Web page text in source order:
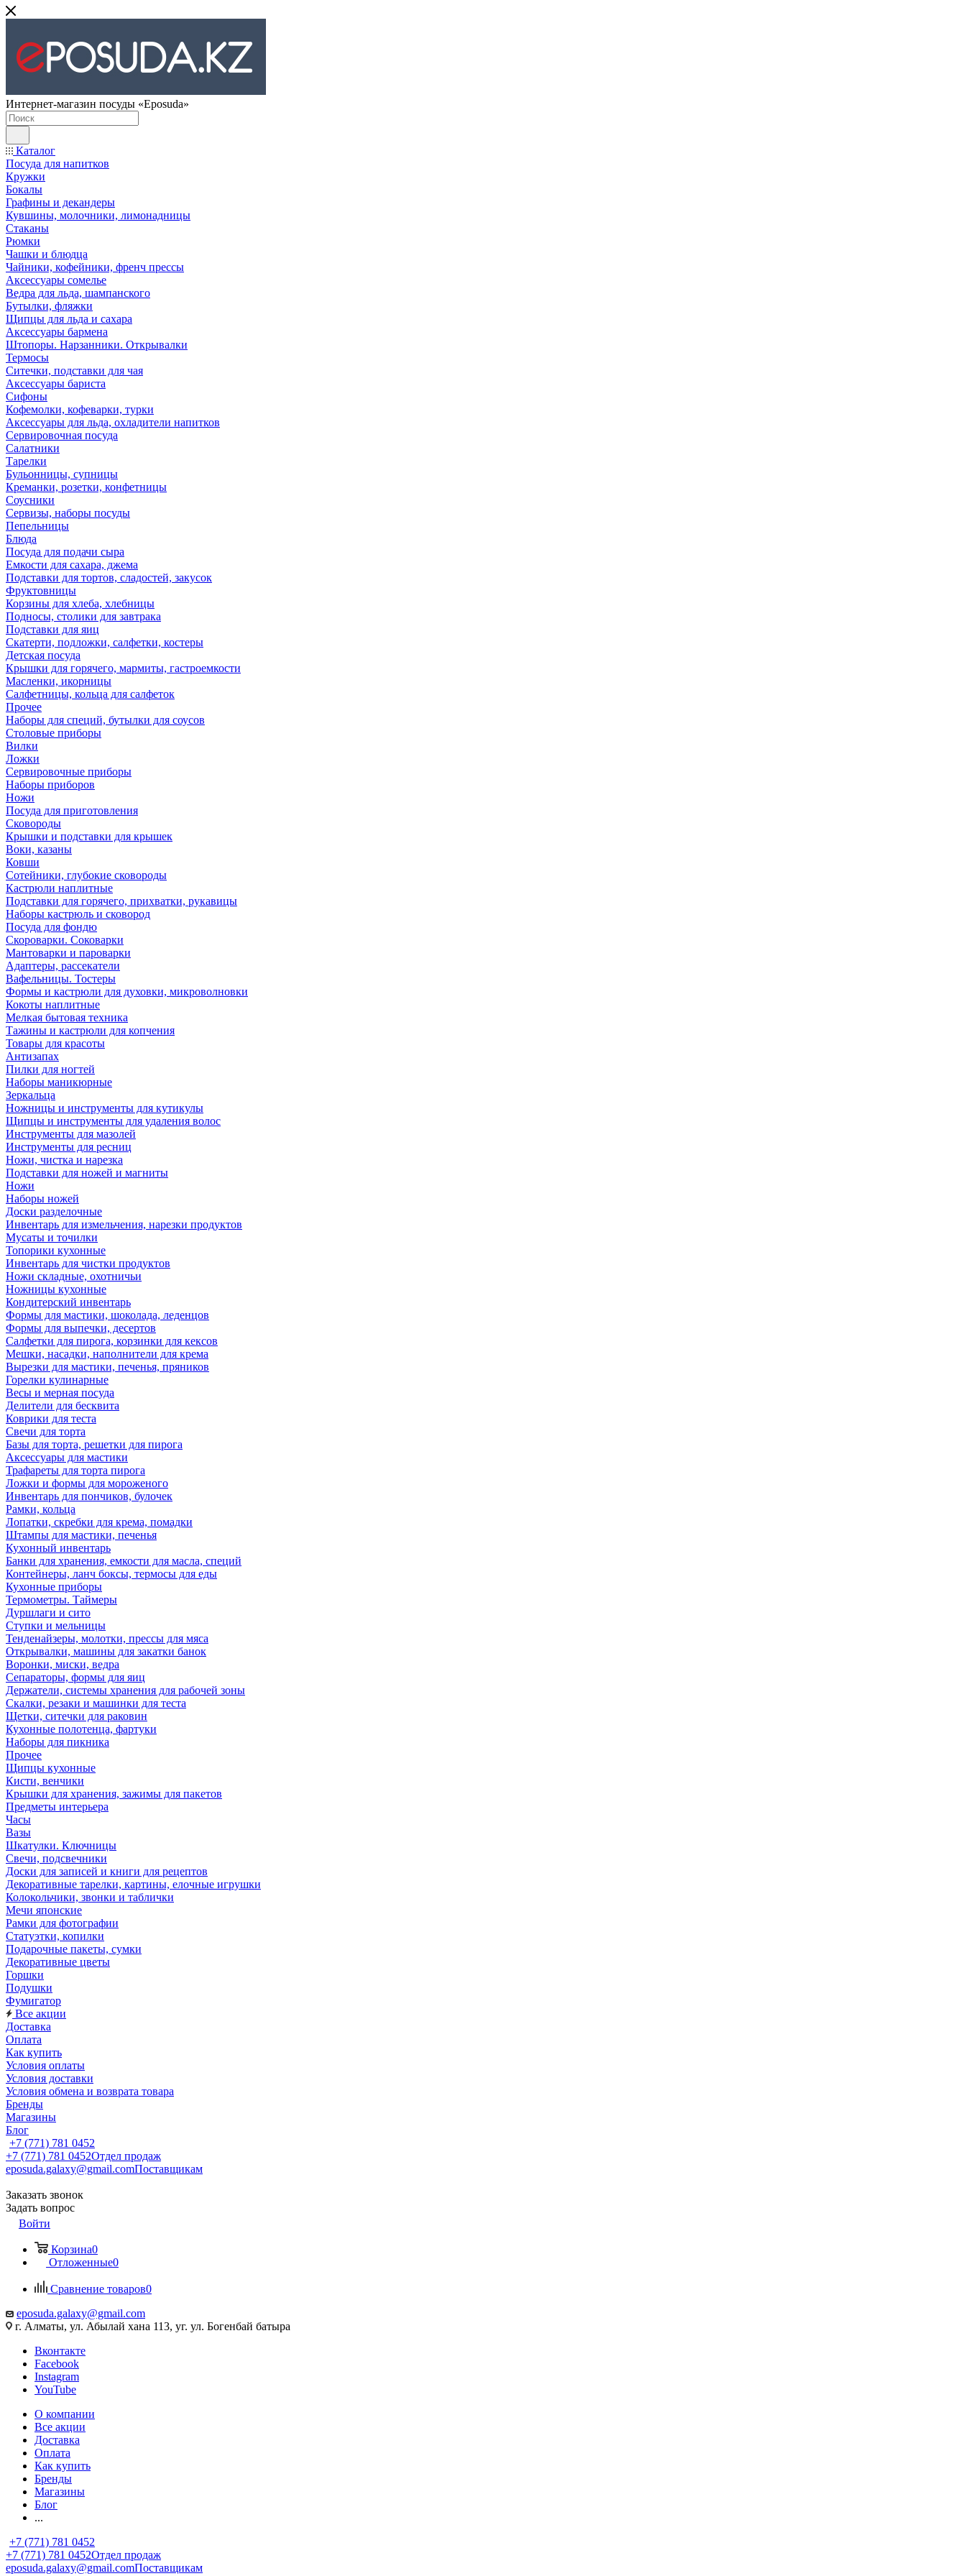
Интернет-магазин посуды «Eposuda»
Каталог
Посуда для напитков
Кружки
Бокалы
Графины и декандеры
Кувшины, молочники, лимонадницы
Стаканы
Рюмки
Чашки и блюдца
Чайники, кофейники, френч прессы
Аксессуары сомелье
Ведра для льда, шампанского
Бутылки, фляжки
Щипцы для льда и сахара
Аксессуары бармена
Штопоры. Нарзанники. Открывалки
Термосы
Ситечки, подставки для чая
Аксессуары бариста
Сифоны
Кофемолки, кофеварки, турки
Аксессуары для льда, охладители напитков
Сервировочная посуда
Салатники
Тарелки
Бульонницы, супницы
Креманки, розетки, конфетницы
Соусники
Сервизы, наборы посуды
Пепельницы
Блюда
Посуда для подачи сыра
Емкости для сахара, джема
Подставки для тортов, сладостей, закусок
Фруктовницы
Корзины для хлеба, хлебницы
Подносы, столики для завтрака
Подставки для яиц
Скатерти, подложки, салфетки, костеры
Детская посуда
Крышки для горячего, мармиты, гастроемкости
Масленки, икорницы
Салфетницы, кольца для салфеток
Прочее
Наборы для специй, бутылки для соусов
Столовые приборы
Вилки
Ложки
Сервировочные приборы
Наборы приборов
Ножи
Посуда для приготовления
Сковороды
Крышки и подставки для крышек
Воки, казаны
Ковши
Сотейники, глубокие сковороды
Кастрюли наплитные
Подставки для горячего, прихватки, рукавицы
Наборы кастрюль и сковород
Посуда для фондю
Скороварки. Соковарки
Мантоварки и пароварки
Адаптеры, рассекатели
Вафельницы. Тостеры
Формы и кастрюли для духовки, микроволновки
Кокоты наплитные
Мелкая бытовая техника
Тажины и кастрюли для копчения
Товары для красоты
Антизапах
Пилки для ногтей
Наборы маникюрные
Зеркальца
Ножницы и инструменты для кутикулы
Щипцы и инструменты для удаления волос
Инструменты для мазолей
Инструменты для ресниц
Ножи, чистка и нарезка
Подставки для ножей и магниты
Ножи
Наборы ножей
Доски разделочные
Инвентарь для измельчения, нарезки продуктов
Мусаты и точилки
Топорики кухонные
Инвентарь для чистки продуктов
Ножи складные, охотничьи
Ножницы кухонные
Кондитерский инвентарь
Формы для мастики, шоколада, леденцов
Формы для выпечки, десертов
Салфетки для пирога, корзинки для кексов
Мешки, насадки, наполнители для крема
Вырезки для мастики, печенья, пряников
Горелки кулинарные
Весы и мерная посуда
Делители для бесквита
Коврики для теста
Свечи для торта
Базы для торта, решетки для пирога
Аксессуары для мастики
Трафареты для торта пирога
Ложки и формы для мороженого
Инвентарь для пончиков, булочек
Рамки, кольца
Лопатки, скребки для крема, помадки
Штампы для мастики, печенья
Кухонный инвентарь
Банки для хранения, емкости для масла, специй
Контейнеры, ланч боксы, термосы для еды
Кухонные приборы
Термометры. Таймеры
Дуршлаги и сито
Ступки и мельницы
Тенденайзеры, молотки, прессы для мяса
Открывалки, машины для закатки банок
Воронки, миски, ведра
Сепараторы, формы для яиц
Держатели, системы хранения для рабочей зоны
Скалки, резаки и машинки для теста
Щетки, ситечки для раковин
Кухонные полотенца, фартуки
Наборы для пикника
Прочее
Щипцы кухонные
Кисти, венчики
Крышки для хранения, зажимы для пакетов
Предметы интерьера
Часы
Вазы
Шкатулки. Ключницы
Свечи, подсвечники
Доски для записей и книги для рецептов
Декоративные тарелки, картины, елочные игрушки
Колокольчики, звонки и таблички
Мечи японские
Рамки для фотографии
Статуэтки, копилки
Подарочные пакеты, сумки
Декоративные цветы
Горшки
Подушки
Фумигатор
Все акции
Доставка
Оплата
Как купить
Условия оплаты
Условия доставки
Условия обмена и возврата товара
Бренды
Магазины
Блог
+7 (771) 781 0452
+7 (771) 781 0452Отдел продаж
eposuda.galaxy@gmail.comПоставщикам
Заказать звонок
Задать вопрос
Войти
Корзина0
Отложенные0
Сравнение товаров0
eposuda.galaxy@gmail.com
г. Алматы, ул. Абылай хана 113, уг. ул. Богенбай батыра
Вконтакте
Facebook
Instagram
YouTube
О компании
Все акции
Доставка
Оплата
Как купить
Бренды
Магазины
Блог
...
+7 (771) 781 0452
+7 (771) 781 0452Отдел продаж
eposuda.galaxy@gmail.comПоставщикам